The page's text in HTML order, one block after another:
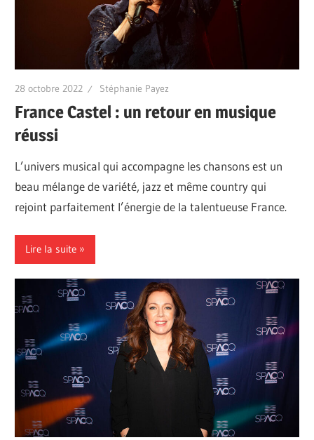
28 octobre 2022 Stéphanie Payez
France Castel : un retour en musique
réussi
L’univers musical qui accompagne les chansons est un
beau mélange de variété, jazz et même country qui
rejoint parfaitement l’énergie de la talentueuse France.
Lire la suite